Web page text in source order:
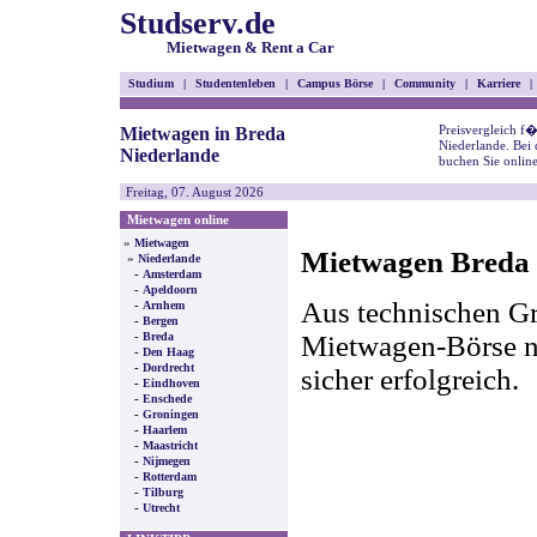
Studserv.de
Mietwagen & Rent a Car
Studium | Studentenleben | Campus Börse | Community | Karriere |
Mietwagen in Breda
Niederlande
Preisvergleich
Niederlande. Bei
buchen Sie
Freitag, 07. August 2026
Mietwagen online
» Mietwagen
» Niederlande
- Amsterdam
- Apeldoorn
- Arnhem
- Bergen
- Breda
- Den Haag
- Dordrecht
- Eindhoven
- Enschede
- Groningen
- Haarlem
- Maastricht
- Nijmegen
- Rotterdam
- Tilburg
- Utrecht
Mietwagen
Aus technischen
Mietwagen-Börse
sicher erfolgreich.